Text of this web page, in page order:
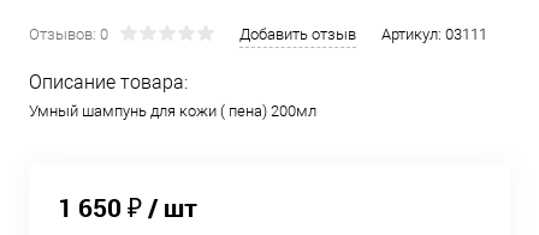
Отзывов: 0 Добавить отзыв Артикул: 03111
Описание товара:
Умный шампунь для кожи ( пена) 200мл
1 650 ₽/ шт